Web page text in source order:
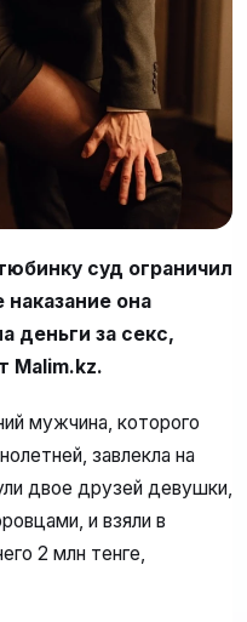
суд ограничил
наказание она
деньги за секс,
Malim.kz.
мужчина, которого
завлекла на
двое друзей девушки,
и взяли в
2 млн тенге,